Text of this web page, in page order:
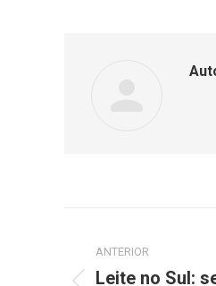
ANTERIOR
Leite no Sul: